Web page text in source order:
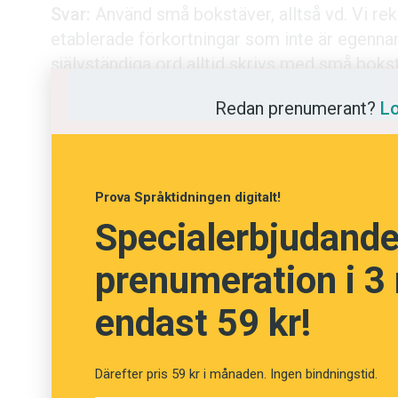
Anmäl till
Annonsera
Läs
Press
självständiga ord alltid skrivs med små
säger cd och inte compact disc.
Anna Antonsson
Redan prenumerant?
Prova Språktidningen digitalt!
prenumeration i
endast 59 kr!
Därefter pris 59 kr i månaden. Ingen bindningstid.